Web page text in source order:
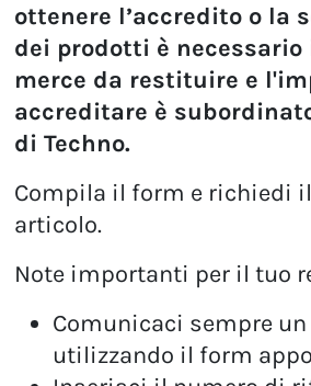
ottenere l’accredito o la
dei prodotti è necessario
merce da restituire e
accreditare è
di Techno.
Compila il form e richiedi
articolo.
Note importanti per il tuo
Comunicaci sempre un
utilizzando il form